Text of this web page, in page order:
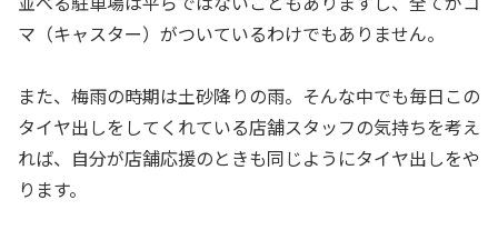
マ（キャスター）がついているわけでもありません。
また、梅雨の時期は土砂降りの雨。そんな中でも毎日この
タイヤ出しをしてくれている店舗スタッフの気持ちを考え
れば、自分が店舗応援のときも同じようにタイヤ出しをや
ります。